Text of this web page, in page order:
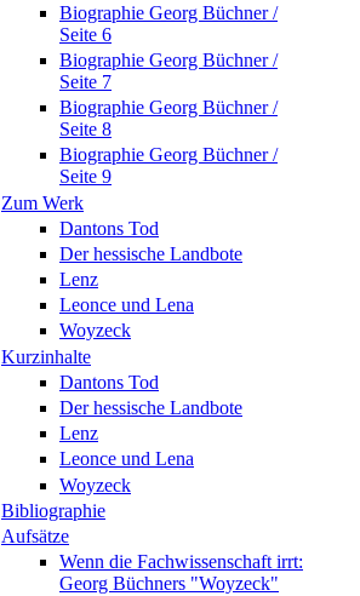
Biographie Georg Büchner /
Seite 6
Biographie Georg Büchner /
Seite 7
Biographie Georg Büchner /
Seite 8
Biographie Georg Büchner /
Seite 9
Zum Werk
Dantons Tod
Der hessische Landbote
Lenz
Leonce und Lena
Woyzeck
Kurzinhalte
Dantons Tod
Der hessische Landbote
Lenz
Leonce und Lena
Woyzeck
Bibliographie
Aufsätze
Wenn die Fachwissenschaft irrt:
Georg Büchners "Woyzeck"